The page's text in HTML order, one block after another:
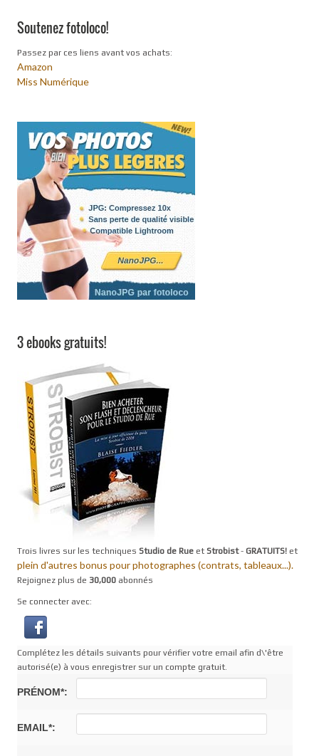
Soutenez fotoloco!
Passez par ces liens avant vos achats:
Amazon
Miss Numérique
3 ebooks gratuits!
Trois livres sur les techniques Studio de Rue et Strobist- GRATUITS! et
plein d'autres bonus pour photographes (contrats, tableaux...).
Rejoignez plus de 30,000 abonnés
Se connecter avec:
Complétez les détails suivants pour vérifier votre email afin d\'être
autorisé(e) à vous enregistrer sur un compte gratuit.
PRÉNOM*:
EMAIL*: